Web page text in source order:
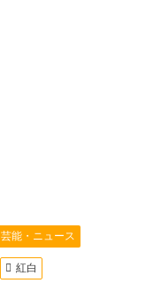
芸能・ニュース
紅白